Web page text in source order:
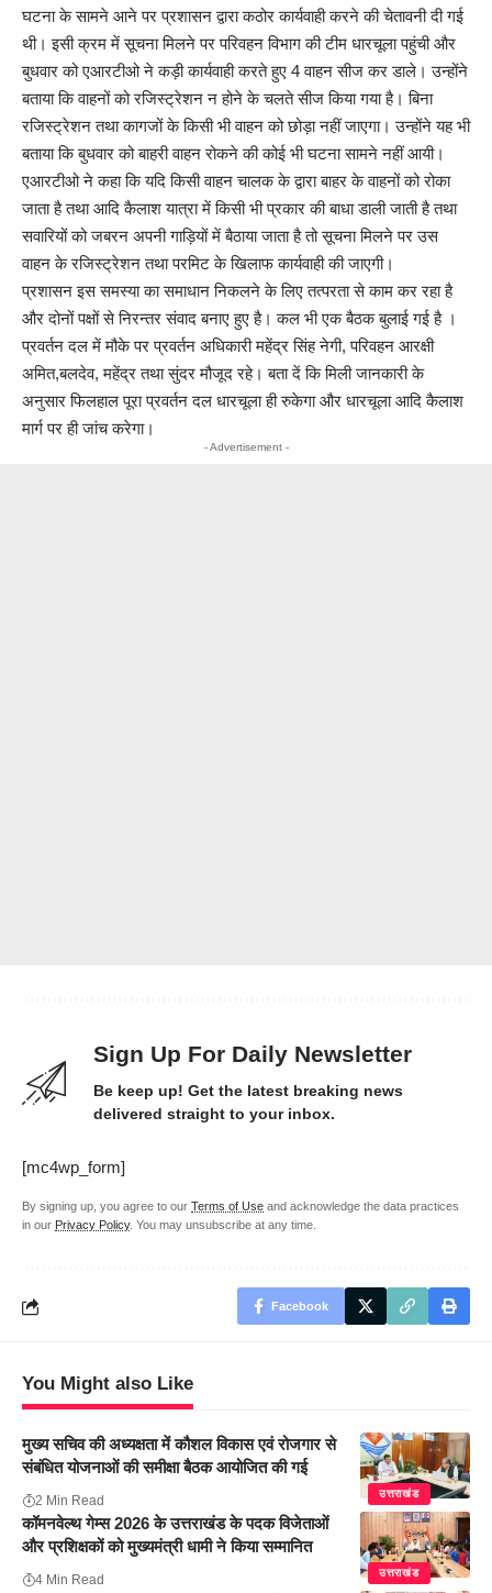
घटना के सामने आने पर प्रशासन द्वारा कठोर कार्यवाही करने की चेतावनी दी गई
थी। इसी क्रम में सूचना मिलने पर परिवहन विभाग की टीम धारचूला पहुंची और
बुधवार को एआरटीओ ने कड़ी कार्यवाही करते हुए 4 वाहन सीज कर डाले। उन्होंने
बताया कि वाहनों को रजिस्ट्रेशन न होने के चलते सीज किया गया है। बिना
रजिस्ट्रेशन तथा कागजों के किसी भी वाहन को छोड़ा नहीं जाएगा। उन्होंने यह भी
बताया कि बुधवार को बाहरी वाहन रोकने की कोई भी घटना सामने नहीं आयी।
एआरटीओ ने कहा कि यदि किसी वाहन चालक के द्वारा बाहर के वाहनों को रोका
जाता है तथा आदि कैलाश यात्रा में किसी भी प्रकार की बाधा डाली जाती है तथा
सवारियों को जबरन अपनी गाड़ियों में बैठाया जाता है तो सूचना मिलने पर उस
वाहन के रजिस्ट्रेशन तथा परमिट के खिलाफ कार्यवाही की जाएगी।
प्रशासन इस समस्या का समाधान निकलने के लिए तत्परता से काम कर रहा है
और दोनों पक्षों से निरन्तर संवाद बनाए हुए है। कल भी एक बैठक बुलाई गई है ।
प्रवर्तन दल में मौके पर प्रवर्तन अधिकारी महेंद्र सिंह नेगी, परिवहन आरक्षी
अमित,बलदेव, महेंद्र तथा सुंदर मौजूद रहे। बता दें कि मिली जानकारी के
अनुसार फिलहाल पूरा प्रवर्तन दल धारचूला ही रुकेगा और धारचूला आदि कैलाश
मार्ग पर ही जांच करेगा।
- Advertisement -
Sign Up For Daily Newsletter
Be keep up! Get the latest breaking news
delivered straight to your inbox.
[mc4wp_form]
By signing up, you agree to our Terms of Use and acknowledge the data practices
in our Privacy Policy. You may unsubscribe at any time.
Facebook
You Might also Like
उत्तराखंड
मुख्य सचिव की अध्यक्षता में कौशल विकास एवं रोजगार से
संबंधित योजनाओं की समीक्षा बैठक आयोजित की गई
2 Min Read
उत्तराखंड
कॉमनवेल्थ गेम्स 2026 के उत्तराखंड के पदक विजेताओं
और प्रशिक्षकों को मुख्यमंत्री धामी ने किया सम्मानित
4 Min Read